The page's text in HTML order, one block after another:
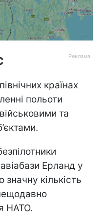
країнах
польоти
та
Ерланд у
значну кількість
НАТО.